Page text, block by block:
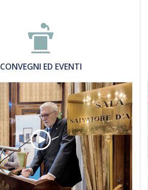
CONVEGNI ED EVENTI